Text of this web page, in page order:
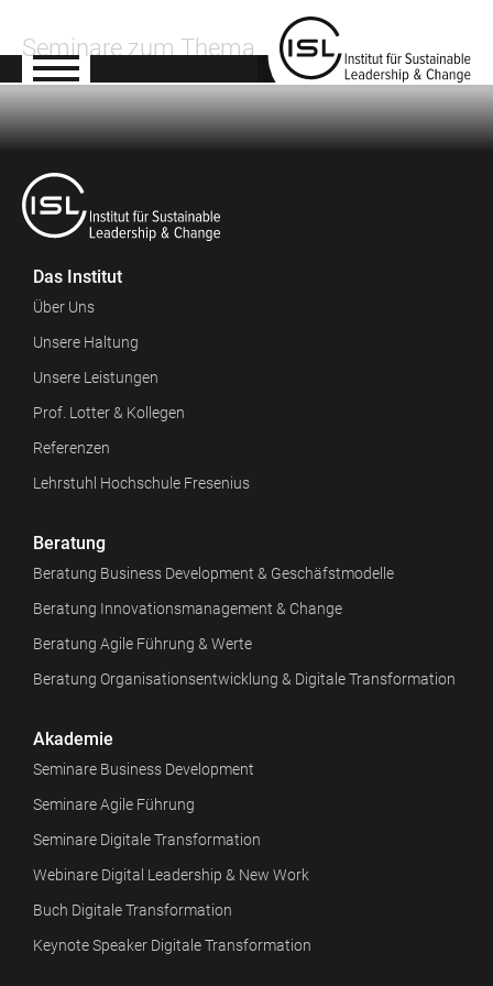
Seminare zum Thema
Das Institut
Über Uns
Unsere Haltung
Unsere Leistungen
Prof. Lotter & Kollegen
Referenzen
Lehrstuhl Hochschule Fresenius
Beratung
Beratung Business Development & Geschäfstmodelle
Beratung Innovationsmanagement & Change
Beratung Agile Führung & Werte
Beratung Organisationsentwicklung & Digitale Transformation
Akademie
Seminare Business Development
Seminare Agile Führung
Seminare Digitale Transformation
Webinare Digital Leadership & New Work
Buch Digitale Transformation
Keynote Speaker Digitale Transformation